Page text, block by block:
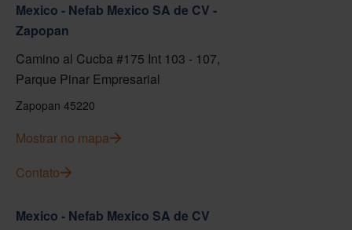
Mexico - Nefab Mexico SA de CV -
Zapopan
Camino al Cucba #175 Int 103 - 107,
Parque Pinar Empresarial
Zapopan 45220
Mostrar no mapa
Contato
Mexico - Nefab Mexico SA de CV